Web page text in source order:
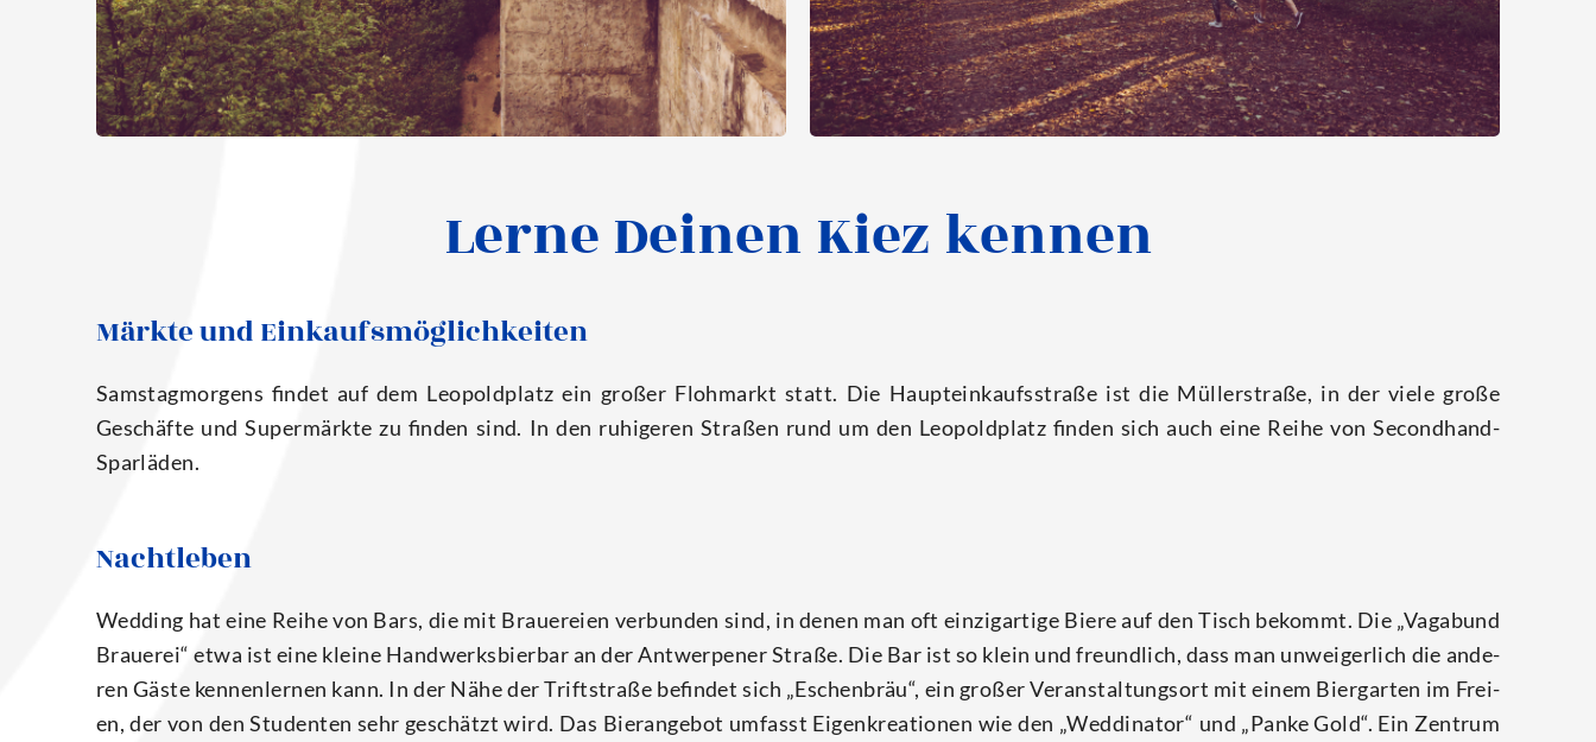
Lerne Deinen Kiez kennen
Märkte und Einkaufsmöglichkeiten
Sams­tag­mor­gens fin­det auf dem Leo­pold­platz ein gro­ßer Floh­markt statt. Die Haupt­ein­kaufs­stra­ße ist die Mül­lerstra­ße, in der vie­le gro­ße
Geschäf­te und Super­märk­te zu fin­den sind. In den ruhi­ge­ren Stra­ßen rund um den Leo­pold­platz fin­den sich auch eine Rei­he von Secondhand-
Sparläden.
Nachtleben
Wed­ding hat eine Rei­he von Bars, die mit Braue­rei­en ver­bun­den sind, in denen man oft ein­zig­ar­ti­ge Bie­re auf den Tisch bekommt. Die „Vaga­bund
Braue­rei“ etwa ist eine klei­ne Hand­werks­bier­bar an der Ant­wer­pe­ner Stra­ße. Die Bar ist so klein und freund­lich, dass man unwei­ger­lich die ande­
ren Gäs­te ken­nen­ler­nen kann. In der Nähe der Trift­stra­ße befin­det sich „Eschen­bräu“, ein gro­ßer Ver­an­stal­tungs­ort mit einem Bier­gar­ten im Frei­
en, der von den Stu­den­ten sehr geschätzt wird. Das Bier­an­ge­bot umfasst Eigen­krea­tio­nen wie den „Wed­di­na­tor“ und „Pan­ke Gold“. Ein Zen­trum